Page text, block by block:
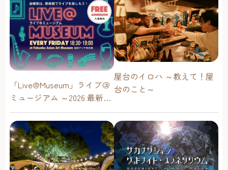
「Live@Museum」ライブ＠
ミュージアム ～2026 最新イ
ベントスケジュール！【福
岡アジア美術館】
屋台のイロハ ～教えて！屋
台のこと～